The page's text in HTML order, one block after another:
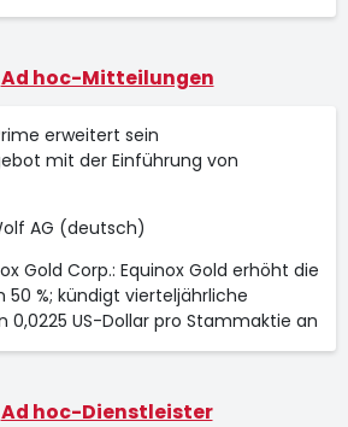
Ad hoc-Mitteilungen
erweitert sein
mit der Einführung von
AG (deutsch)
Gold Corp.: Equinox Gold erhöht die
50 %; kündigt vierteljährliche
0,0225 US-Dollar pro Stammaktie an
Ad hoc-Dienstleister